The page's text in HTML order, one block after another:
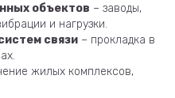
объектов – заводы,
и нагрузки.
связи – прокладка в
жилых комплексов,